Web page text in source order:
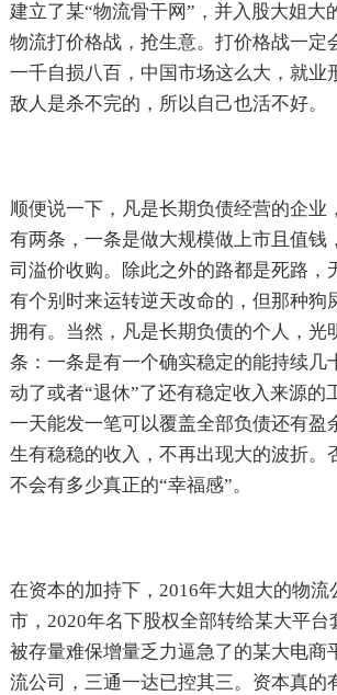
建立了某“物流骨干网”，并入股大姐大
物流打价格战，抢生意。打价格战一定
一千自损八百，中国市场这么大，就业
敌人是杀不完的，所以自己也活不好。
顺便说一下，凡是长期负债经营的企业
有两条，一条是做大规模做上市且值钱
司溢价收购。除此之外的路都是死路，
有个别时来运转逆天改命的，但那种狗
拥有。当然，凡是长期负债的个人，光
条：一条是有一个确实稳定的能持续几
动了或者“退休”了还有稳定收入来源的
一天能发一笔可以覆盖全部负债还有盈
生有稳稳的收入，不再出现大的波折。
不会有多少真正的“幸福感”。
在资本的加持下，2016年大姐大的物流
市，2020年名下股权全部转给某大平台
被存量难保增量乏力逼急了的某大电商
流公司，三通一达已控其三。资本真的